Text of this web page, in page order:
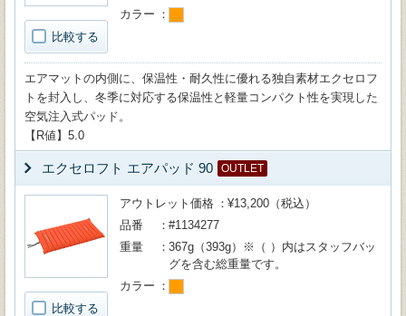
比較する
カラー
エアマットの内側に、保温性・耐久性に優れる独自素材エクセロフ
トを封入し、冬季に対応する保温性と軽量コンパクト性を実現した
空気注入式パッド。
【R値】5.0
エクセロフト エアパッド 90 OUTLET
比較する
アウトレット価格
¥13,200（税込）
品番
#1134277
重量
367g（393g）※（ ）内はスタッフバッ
グを含む総重量です。
カラー